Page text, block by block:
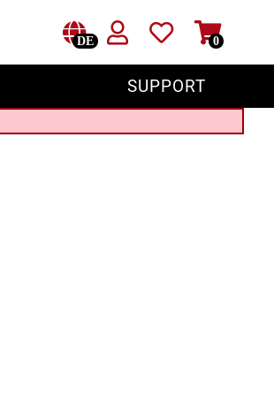
DE 0
SUPPORT